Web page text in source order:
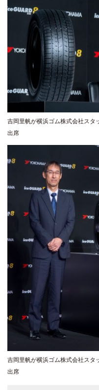
吉岡里帆が横浜ゴム株式会社スタ
出席
吉岡里帆が横浜ゴム株式会社スタ
出席